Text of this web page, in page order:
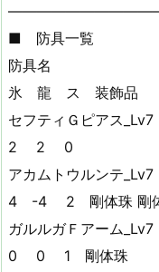
■ 防具一覧
防具名 レ
氷 龍 ス 装飾品
セフティＧピ
2 2 0
アカムトウル
4 -4 2 剛体珠 剛
ガルルガＦア
0 0 1 剛体珠